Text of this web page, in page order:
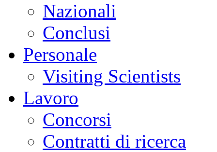
Nazionali
Conclusi
Personale
Visiting Scientists
Lavoro
Concorsi
Contratti di ricerca